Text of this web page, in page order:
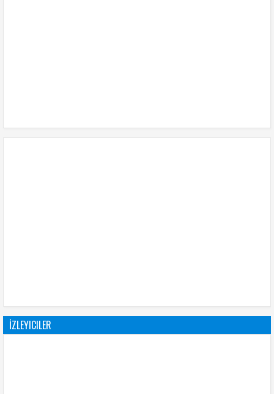
İZLEYICILER